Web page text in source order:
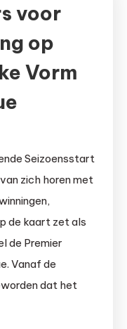
voor
op
Vorm
Seizoensstart
zich horen met
de kaart zet als
de Premier
Vanaf de
dat het